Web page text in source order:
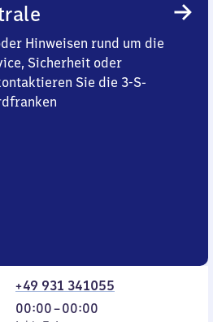
Hinweisen rund um die
Sicherheit oder
Sie die 3-S-
+49 931 341055
00:00–00:00
Von